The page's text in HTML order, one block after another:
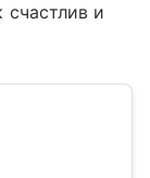
счастлив и